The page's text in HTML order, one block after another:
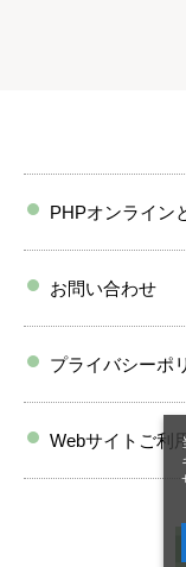
PHPオンライン
お問い合わせ
プライバシーポ
Webサイトご利